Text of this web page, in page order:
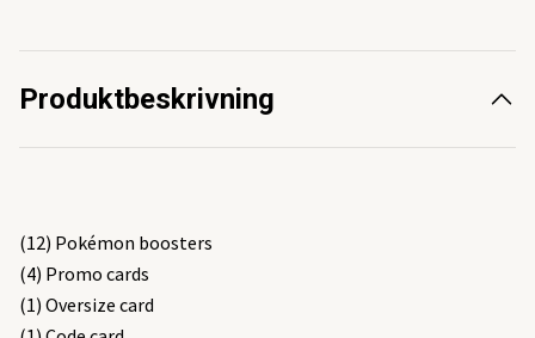
Produktbeskrivning
(12) Pokémon boosters
(4) Promo cards
(1) Oversize card